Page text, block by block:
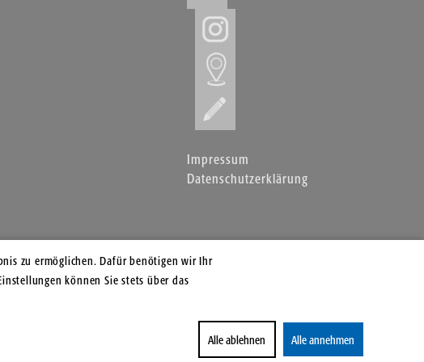
Impressum
Datenschutzerklärung
zu ermöglichen. Dafür benötigen wir Ihr
können Sie stets über das
Alle ablehnen Alle annehmen